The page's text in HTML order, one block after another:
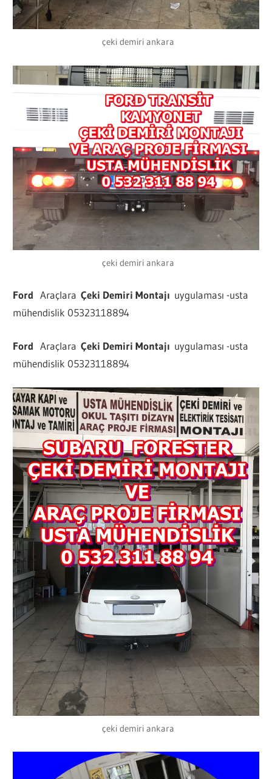
çeki demiri ankara
çeki demiri ankara
Ford AraçlaraÇeki Demiri Montajı uygulaması -usta
mühendislik 05323118894
Ford AraçlaraÇeki Demiri Montajı uygulaması -usta
mühendislik 05323118894
çeki demiri ankara